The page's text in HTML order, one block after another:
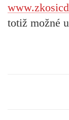
totiž možné